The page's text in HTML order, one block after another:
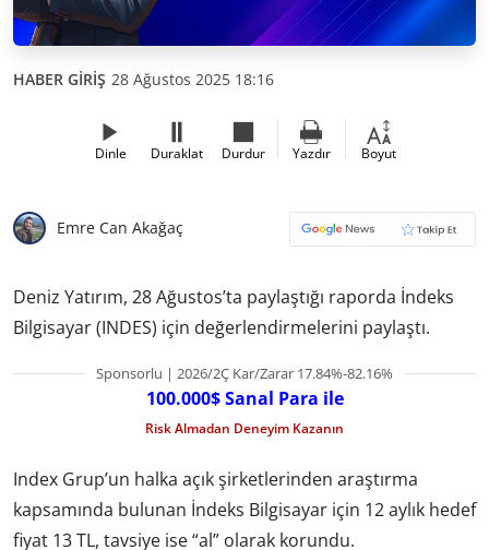
HABER GİRİŞ 28 Ağustos 2025 18:16
Dinle Duraklat Durdur Yazdır Boyut
Emre Can Akağaç
Deniz Yatırım, 28 Ağustos’ta paylaştığı raporda İndeks
Bilgisayar (INDES) için değerlendirmelerini paylaştı.
Sponsorlu | 2026/2Ç Kar/Zarar 17.84%-82.16%
100.000$ Sanal Para ile
Risk Almadan Deneyim Kazanın
Index Grup’un halka açık şirketlerinden araştırma
kapsamında bulunan İndeks Bilgisayar için 12 aylık hedef
fiyat 13 TL, tavsiye ise “al” olarak korundu.